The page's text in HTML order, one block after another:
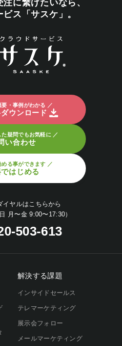
に繋げたいなら、
ス「サスケ」。
要・事例がわかる ／
ウンロード
疑問でもお気軽に ／
い合わせ
める事ができます ／
はじめる
イヤルはこちらから
月〜金 9:00〜17:30）
503-613
解決する課題
インサイドセールス
テレマーケティング
展示会フォロー
メールマーケティング